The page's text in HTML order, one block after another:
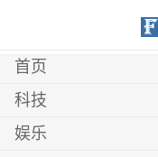
首页
科技
娱乐